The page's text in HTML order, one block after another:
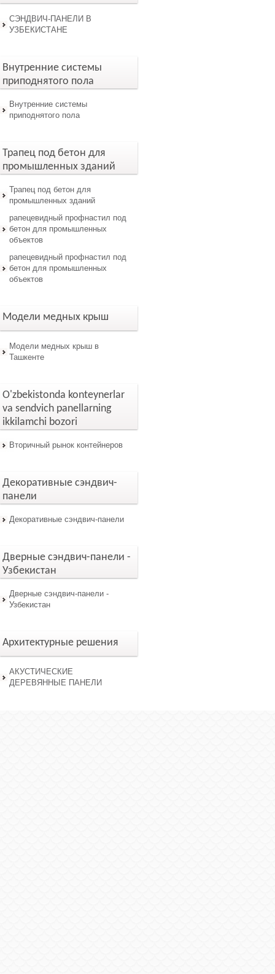
СЭНДВИЧ-ПАНЕЛИ В
УЗБЕКИСТАНЕ
Внутренние системы
приподнятого пола
Внутренние системы
приподнятого пола
Трапец под бетон для
промышленных зданий
Трапец под бетон для
промышленных зданий
рапецевидный профнастил под
бетон для промышленных
объектов
рапецевидный профнастил под
бетон для промышленных
объектов
Модели медных крыш
Модели медных крыш в
Ташкенте
O'zbekistonda konteynerlar
va sendvich panellarning
ikkilamchi bozori
Вторичный рынок контейнеров
Декоративные сэндвич-
панели
Декоративные сэндвич-панели
Дверные сэндвич-панели -
Узбекистан
Дверные сэндвич-панели -
Узбекистан
Архитектурные решения
АКУСТИЧЕСКИЕ
ДЕРЕВЯННЫЕ ПАНЕЛИ